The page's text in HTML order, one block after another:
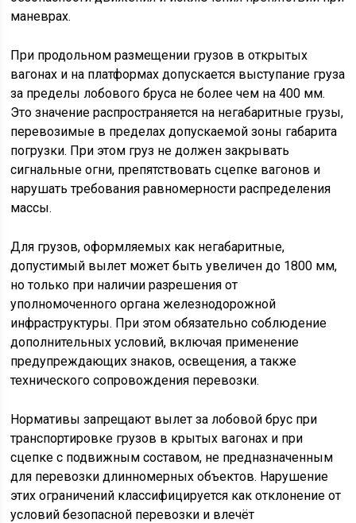
маневрах.
При продольном размещении грузов в открытых
вагонах и на платформах допускается выступание груза
за пределы лобового бруса не более чем на 400 мм.
Это значение распространяется на негабаритные грузы,
перевозимые в пределах допускаемой зоны габарита
погрузки. При этом груз не должен закрывать
сигнальные огни, препятствовать сцепке вагонов и
нарушать требования равномерности распределения
массы.
Для грузов, оформляемых как негабаритные,
допустимый вылет может быть увеличен до 1800 мм,
но только при наличии разрешения от
уполномоченного органа железнодорожной
инфраструктуры. При этом обязательно соблюдение
дополнительных условий, включая применение
предупреждающих знаков, освещения, а также
технического сопровождения перевозки.
Нормативы запрещают вылет за лобовой брус при
транспортировке грузов в крытых вагонах и при
сцепке с подвижным составом, не предназначенным
для перевозки длинномерных объектов. Нарушение
этих ограничений классифицируется как отклонение от
условий безопасной перевозки и влечёт